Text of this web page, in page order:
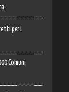
per i
Comuni